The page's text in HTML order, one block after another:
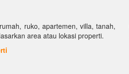
ruko, apartemen, villa, tanah,
area atau lokasi properti.